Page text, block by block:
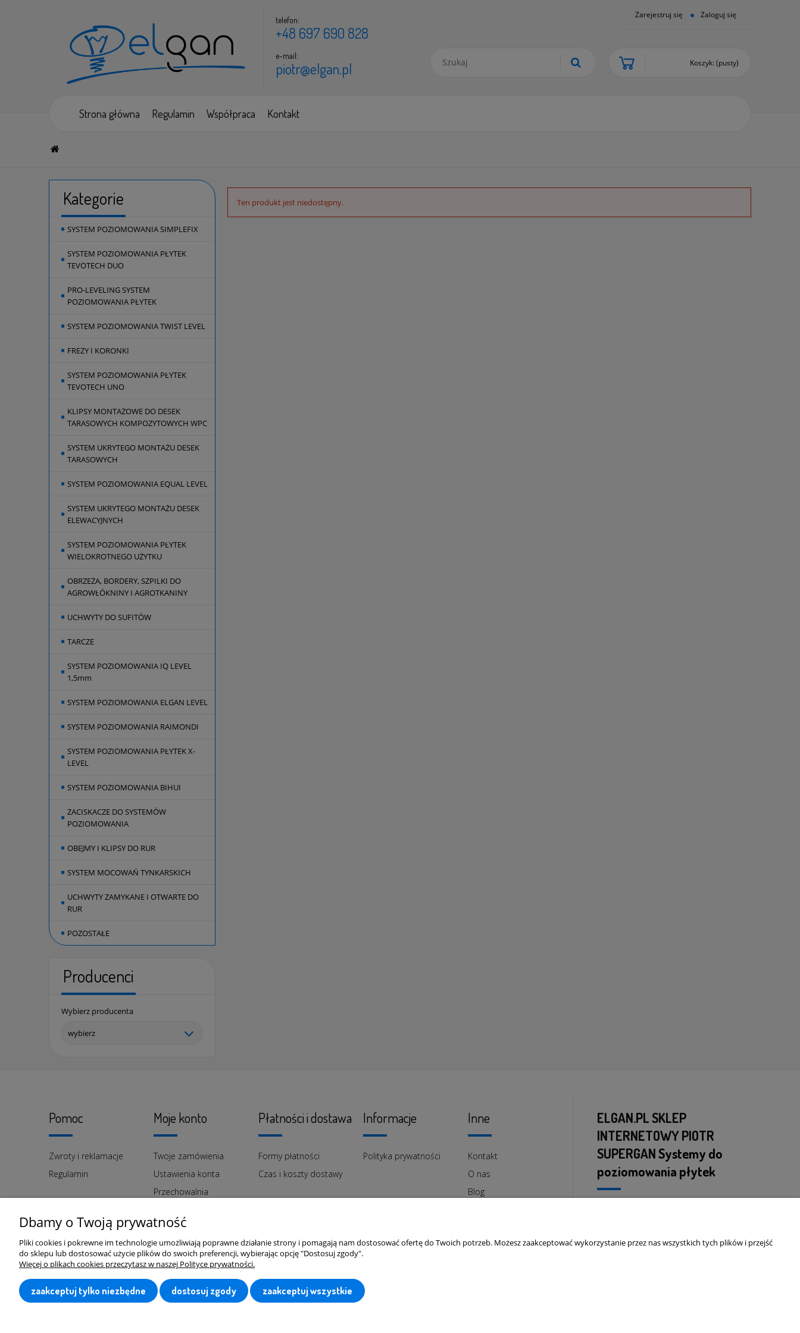
telefon:
+48 697 690 828
e-mail:
piotr@elgan.pl
Zarejestruj się Zaloguj się
Koszyk: (pusty)
Strona główna Regulamin Współpraca Kontakt
Kategorie
SYSTEM POZIOMOWANIA SIMPLEFIX
SYSTEM POZIOMOWANIA PŁYTEK
TEVOTECH DUO
PRO-LEVELING SYSTEM
POZIOMOWANIA PŁYTEK
SYSTEM POZIOMOWANIA TWIST LEVEL
FREZY I KORONKI
SYSTEM POZIOMOWANIA PŁYTEK
TEVOTECH UNO
KLIPSY MONTAŻOWE DO DESEK
TARASOWYCH KOMPOZYTOWYCH WPC
SYSTEM UKRYTEGO MONTAŻU DESEK
TARASOWYCH
SYSTEM POZIOMOWANIA EQUAL LEVEL
SYSTEM UKRYTEGO MONTAŻU DESEK
ELEWACYJNYCH
SYSTEM POZIOMOWANIA PŁYTEK
WIELOKROTNEGO UŻYTKU
OBRZEŻA, BORDERY, SZPILKI DO
AGROWŁÓKNINY I AGROTKANINY
UCHWYTY DO SUFITÓW
TARCZE
SYSTEM POZIOMOWANIA IQ LEVEL
1,5mm
SYSTEM POZIOMOWANIA ELGAN LEVEL
SYSTEM POZIOMOWANIA RAIMONDI
SYSTEM POZIOMOWANIA PŁYTEK X-
LEVEL
SYSTEM POZIOMOWANIA BIHUI
ZACISKACZE DO SYSTEMÓW
POZIOMOWANIA
OBEJMY I KLIPSY DO RUR
SYSTEM MOCOWAŃ TYNKARSKICH
UCHWYTY ZAMYKANE I OTWARTE DO
RUR
POZOSTAŁE
Producenci
Wybierz producenta
Ten produkt jest niedostępny.
Pomoc
Zwroty i reklamacje
Regulamin
Moje konto
Twoje zamówienia
Ustawienia konta
Przechowalnia
Płatności i dostawa
Formy płatności
Czas i koszty dostawy
Informacje
Polityka prywatności
Inne
Kontakt
O nas
Blog
ELGAN.PL SKLEP
INTERNETOWY PIOTR
SUPERGANSystemy do
poziomowania płytek
mobil:+48 697 690 828
Dbamy o Twoją prywatność
Pliki cookies i pokrewne im technologie umożliwiają poprawne działanie strony i pomagają nam dostosować ofertę do Twoich potrzeb. Możesz zaakceptować wykorzystanie przez nas wszystkich tych plików i przejść
do sklepu lub dostosować użycie plików do swoich preferencji, wybierając opcję "Dostosuj zgody".
Więcej o plikach cookies przeczytasz w naszej Polityce prywatności.
zaakceptuj tylko niezbędne dostosuj zgody zaakceptuj wszystkie